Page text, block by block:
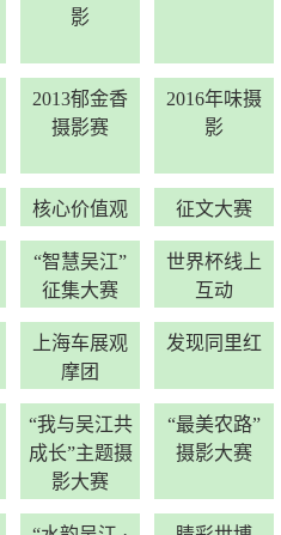
影
2013郁金香
摄影赛
2016年味摄
影
核心价值观 征文大赛
“智慧吴江”
征集大赛
世界杯线上
互动
上海车展观
摩团
发现同里红
“我与吴江共
成长”主题摄
影大赛
“最美农路”
摄影大赛